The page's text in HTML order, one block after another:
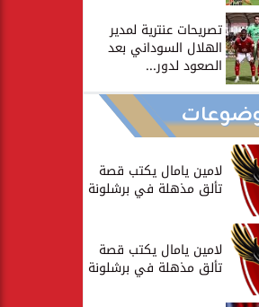
تصريحات عنترية لمدير
الهلال السوداني بعد
الصعود لدور...
لامين يامال يكتب قصة
تألق مذهلة في برشلونة
لامين يامال يكتب قصة
تألق مذهلة في برشلونة